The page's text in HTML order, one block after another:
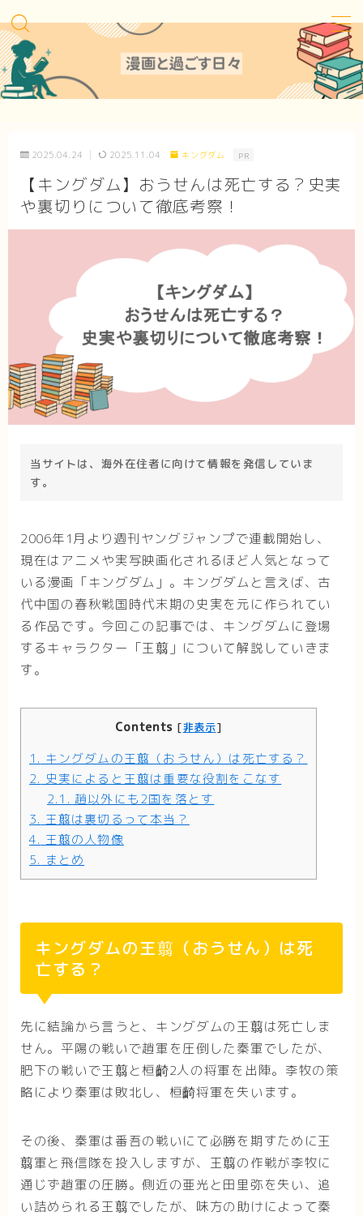
MENU
Contact
Privacy Policy
2025.04.24 2025.11.04 キングダム PR
【キングダム】おうせんは死亡する？史実
や裏切りについて徹底考察！
当サイトは、海外在住者に向けて情報を発信していま
す。
2006年1月より週刊ヤングジャンプで連載開始し、
現在はアニメや実写映画化されるほど人気となって
いる漫画「キングダム」。キングダムと言えば、古
代中国の春秋戦国時代末期の史実を元に作られてい
る作品です。今回この記事では、キングダムに登場
するキャラクター「王翦」について解説していきま
す。
Contents [非表示]
1. キングダムの王翦（おうせん）は死亡する？
2. 史実によると王翦は重要な役割をこなす
2.1. 趙以外にも2国を落とす
3. 王翦は裏切るって本当？
4. 王翦の人物像
5. まとめ
キングダムの王翦（おうせん）は死
亡する？
先に結論から言うと、キングダムの王翦は死亡しま
せん。平陽の戦いで趙軍を圧倒した秦軍でしたが、
肥下の戦いで王翦と桓齮2人の将軍を出陣。李牧の策
略により秦軍は敗北し、桓齮将軍を失います。
その後、秦軍は番吾の戦いにて必勝を期すために王
翦軍と飛信隊を投入しますが、王翦の作戦が李牧に
通じず趙軍の圧勝。側近の亜光と田里弥を失い、追
い詰められる王翦でしたが、味方の助けによって秦